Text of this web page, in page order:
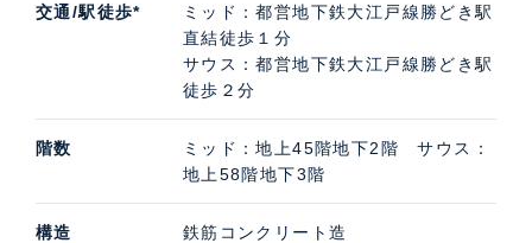
路で駅直結、パークタワー勝どきサウスは庇のある貫通
通路を通ってメトロパビリオン（新設駅出入口）まで駅
まで快適にアクセスできます。
パークタワー勝どきミッドの特徴的な共用施設
8階にはホテルがテーマの共用施設が集約されていま
交通/駅徒歩*
ミッド：都営地下鉄大江戸線勝どき駅
直結徒歩１分
サウス：都営地下鉄大江戸線勝どき駅
徒歩２分
階数
ミッド：地上45階地下2階 サウス：
地上58階地下3階
構造 鉄筋コンクリート造